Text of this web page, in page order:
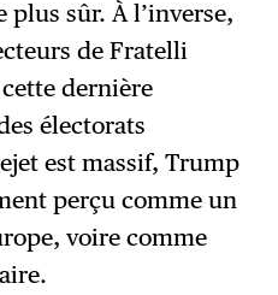
plus sûr. À l’inverse,
de Fratelli
dernière
électorats
est massif, Trump
perçu comme un
voire comme